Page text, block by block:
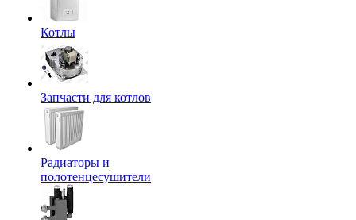
Котлы
Запчасти для котлов
Радиаторы и
полотенцесушители